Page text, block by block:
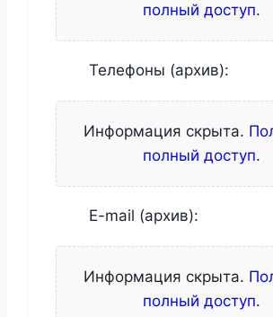
полный доступ.
Телефоны (архив):
Информация скрыта.
полный доступ.
E-mail (архив):
Информация скрыта.
полный доступ.